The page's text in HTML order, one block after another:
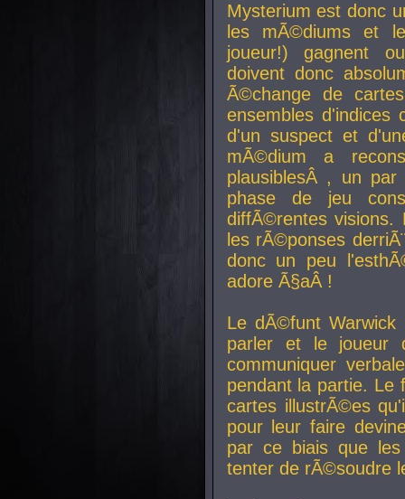
Mysterium est donc
les mÃ©diums et
joueur!) gagnent
doivent donc
Ã©change de
ensembles d'indices
d'un suspect et
mÃ©dium a
plausiblesÂ , un par
phase de jeu
diffÃ©rentes visions.
les rÃ©ponses
donc un peu
adore Ã§aÂ !
Le dÃ©funt Warwick
parler et le joueur
communiquer
pendant la partie. Le
cartes illustrÃ©es
pour leur faire
par ce biais que
tenter de rÃ©soudre